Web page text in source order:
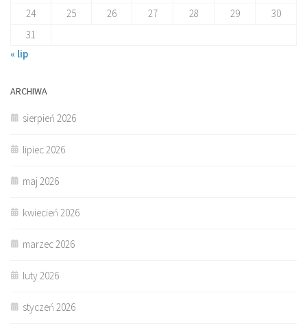
24
25 26 27 28 29
30
31
« lip
ARCHIWA
sierpień 2026
lipiec 2026
maj 2026
kwiecień 2026
marzec 2026
luty 2026
styczeń 2026